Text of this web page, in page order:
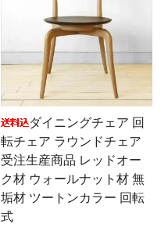
ダイニングチェア 回
転チェア ラウンドチェア
受注生産商品 レッドオー
ク材 ウォールナット材 無
垢材 ツートンカラー 回転
式